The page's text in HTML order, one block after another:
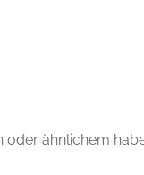
ähnlichem